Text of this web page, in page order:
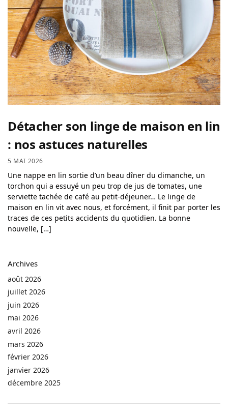
Détacher son linge de maison en lin
: nos astuces naturelles
5 MAI 2026
Une nappe en lin sortie d’un beau dîner du dimanche, un
torchon qui a essuyé un peu trop de jus de tomates, une
serviette tachée de café au petit-déjeuner… Le linge de
maison en lin vit avec nous, et forcément, il finit par porter les
traces de ces petits accidents du quotidien. La bonne
nouvelle, […]
Archives
août 2026
juillet 2026
juin 2026
mai 2026
avril 2026
mars 2026
février 2026
janvier 2026
décembre 2025